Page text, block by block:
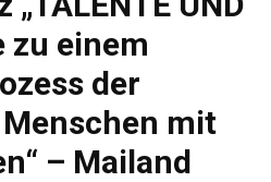
zu einem
der
mit
– Mailand